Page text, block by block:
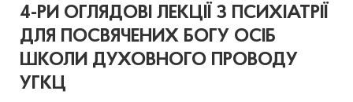
4-РИ ОГЛЯДОВІ ЛЕКЦІЇ З ПСИХІАТРІЇ
ДЛЯ ПОСВЯЧЕНИХ БОГУ ОСІБ
ШКОЛИ ДУХОВНОГО ПРОВОДУ
УГКЦ